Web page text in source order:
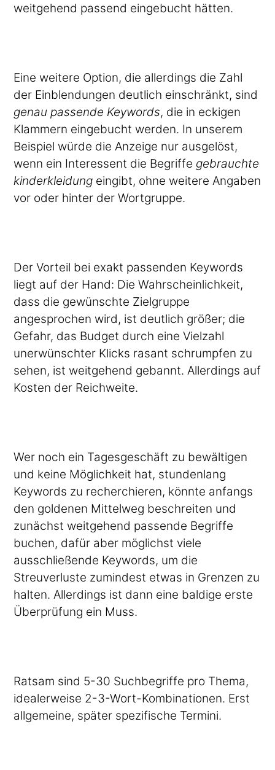
weitgehend passend eingebucht hätten.
Eine weitere Option, die allerdings die Zahl
der Einblendungen deutlich einschränkt, sind
genau passende Keywords, die in eckigen
Klammern eingebucht werden. In unserem
Beispiel würde die Anzeige nur ausgelöst,
wenn ein Interessent die Begriffe gebrauchte
kinderkleidung eingibt, ohne weitere Angaben
vor oder hinter der Wortgruppe.
Der Vorteil bei exakt passenden Keywords
liegt auf der Hand: Die Wahrscheinlichkeit,
dass die gewünschte Zielgruppe
angesprochen wird, ist deutlich größer; die
Gefahr, das Budget durch eine Vielzahl
unerwünschter Klicks rasant schrumpfen zu
sehen, ist weitgehend gebannt. Allerdings auf
Kosten der Reichweite.
Wer noch ein Tagesgeschäft zu bewältigen
und keine Möglichkeit hat, stundenlang
Keywords zu recherchieren, könnte anfangs
den goldenen Mittelweg beschreiten und
zunächst weitgehend passende Begriffe
buchen, dafür aber möglichst viele
ausschließende Keywords, um die
Streuverluste zumindest etwas in Grenzen zu
halten. Allerdings ist dann eine baldige erste
Überprüfung ein Muss.
Ratsam sind 5-30 Suchbegriffe pro Thema,
idealerweise 2-3-Wort-Kombinationen. Erst
allgemeine, später spezifische Termini.